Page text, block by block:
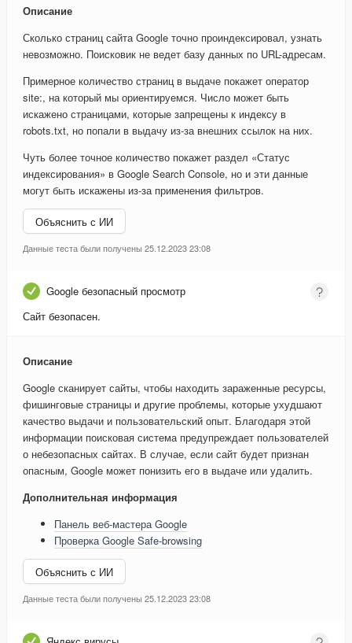
Описание
Сколько страниц сайта Google точно проиндексировал, узнать
невозможно. Поисковик не ведет базу данных по URL-адресам.
Примерное количество страниц в выдаче покажет оператор
site:, на который мы ориентируемся. Число может быть
искажено страницами, которые запрещены к индексу в
robots.txt, но попали в выдачу из-за внешних ссылок на них.
Чуть более точное количество покажет раздел «Статус
индексирования» в Google Search Console, но и эти данные
могут быть искажены из-за применения фильтров.
Объяснить с ИИ
Данные теста были получены 25.12.2023 23:08
Google безопасный просмотр
Сайт безопасен.
Описание
Google сканирует сайты, чтобы находить зараженные ресурсы,
фишинговые страницы и другие проблемы, которые ухудшают
качество выдачи и пользовательский опыт. Благодаря этой
информации поисковая система предупреждает пользователей
о небезопасных сайтах. В случае, если сайт будет признан
опасным, Google может понизить его в выдаче или удалить.
Дополнительная информация
Панель веб-мастера Google
Проверка Google Safe-browsing
Объяснить с ИИ
Данные теста были получены 25.12.2023 23:08